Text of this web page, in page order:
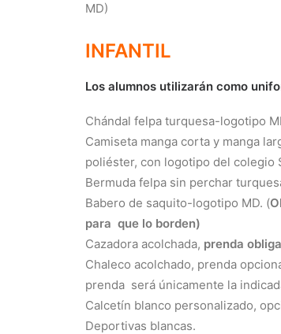
MD)
INFANTIL
Los alumnos utilizarán como
Chándal felpa turquesa-logotipo
Camiseta manga corta y manga
poliéster, con logotipo del colegio
Bermuda felpa sin perchar
Babero de saquito-logotipo MD. (
para que lo borden)
Cazadora acolchada, prenda
Chaleco acolchado, prenda
prenda será únicamente la
Calcetín blanco personalizado,
Deportivas blancas.